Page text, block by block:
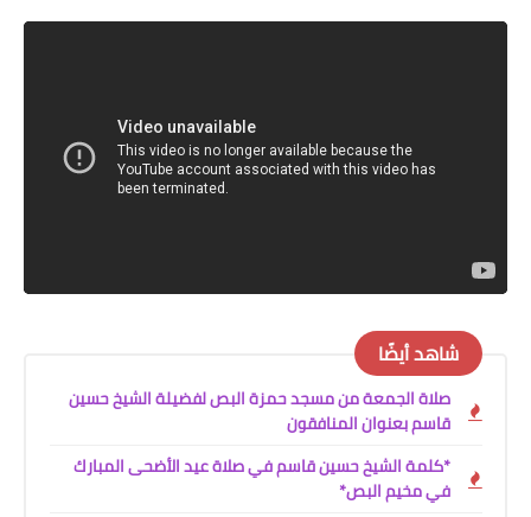
شاهد أيضًا
صلاة الجمعة من مسجد حمزة البص لفضيلة الشيخ حسين
قاسم بعنوان المنافقون
*كلمة الشيخ حسين قاسم في صلاة عيد الأضحى المبارك
في مخيم البص*